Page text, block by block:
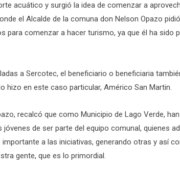
acuático y surgió la idea de comenzar a
el Alcalde de la comuna don Nelson Opazo
para comenzar a hacer turismo, ya que él ha sido
a Sercotec, el beneficiario o beneficiaria
hizo en este caso particular, Américo San Martin.
recalcó que como Municipio de Lago Verde,
de ser parte del equipo comunal, quienes
a las iniciativas, generando otras y así
gente, que es lo primordial.